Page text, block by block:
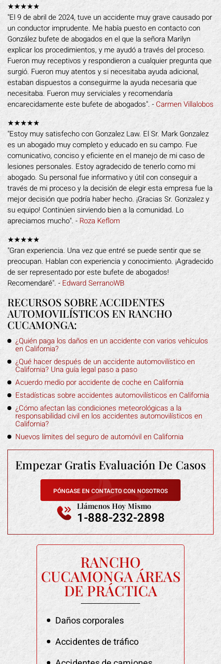
★★★★★
"El 9 de abril de 2024, tuve un accidente muy grave causado por
un conductor imprudente. Me había puesto en contacto con
González bufete de abogados en el que la señora Marilyn
explicar los procedimientos, y me ayudó a través del proceso.
Fueron muy receptivos y respondieron a cualquier pregunta que
surgió. Fueron muy atentos y si necesitaba ayuda adicional,
estaban dispuestos a conseguirme la ayuda necesaria que
necesitaba. Fueron muy serviciales y recomendaría
encarecidamente este bufete de abogados". - Carmen Villalobos
★★★★★
"Estoy muy satisfecho con Gonzalez Law. El Sr. Mark Gonzalez
es un abogado muy completo y educado en su campo. Fue
comunicativo, conciso y eficiente en el manejo de mi caso de
lesiones personales. Estoy agradecido de tenerlo como mi
abogado. Su personal fue informativo y útil con conseguir a
través de mi proceso y la decisión de elegir esta empresa fue la
mejor decisión que podría haber hecho. ¡Gracias Sr. Gonzalez y
su equipo! Continúen sirviendo bien a la comunidad. Lo
apreciamos mucho". -Roza Keflom
★★★★★
"Gran experiencia. Una vez que entré se puede sentir que se
preocupan. Hablan con experiencia y conocimiento. ¡Agradecido
de ser representado por este bufete de abogados!
Recomendaré". - Edward SerranoWB
RECURSOS SOBRE ACCIDENTES
AUTOMOVILÍSTICOS EN RANCHO
CUCAMONGA:
¿Quién paga los daños en un accidente con varios vehículos
en California?
¿Qué hacer después de un accidente automovilístico en
California? Una guía legal paso a paso
Acuerdo medio por accidente de coche en California
Estadísticas sobre accidentes automovilísticos en California
¿Cómo afectan las condiciones meteorológicas a la
responsabilidad civil en los accidentes automovilísticos en
California?
Nuevos límites del seguro de automóvil en California
Empezar GratisEvaluación De Casos
PÓNGASE EN CONTACTO CON NOSOTROS
Llámenos Hoy Mismo
1-888-232-2898
RANCHO
CUCAMONGA ÁREAS
DE PRÁCTICA
Daños corporales
Accidentes de tráfico